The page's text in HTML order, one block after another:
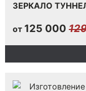
ЗЕРКАЛО
от 125 000